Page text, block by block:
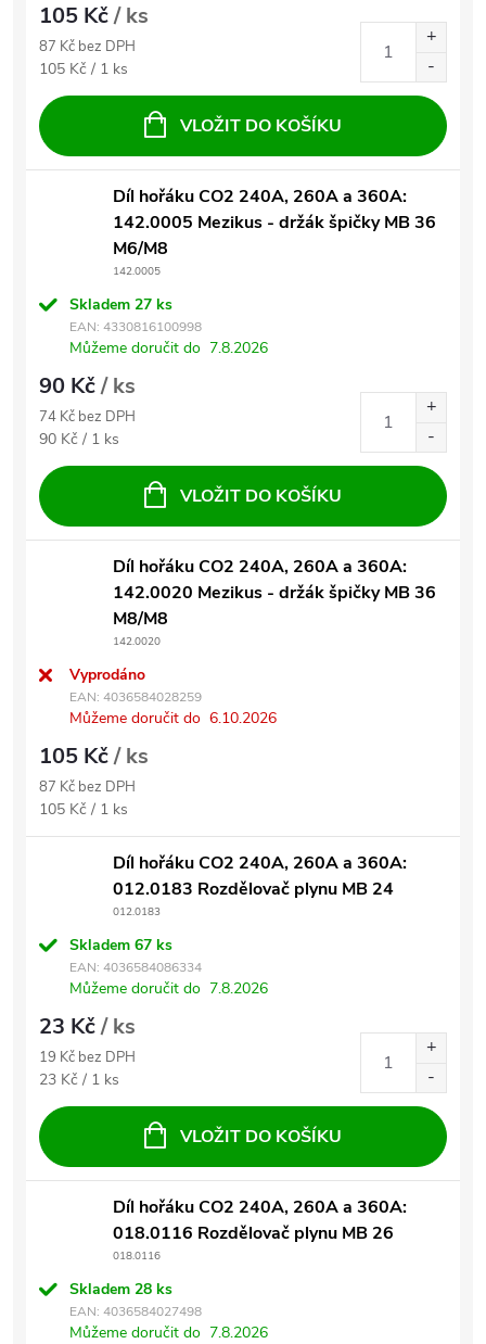
105 Kč/ ks
87 Kč bez DPH
Měrná cena:
105 Kč / 1 ks
VLOŽIT DO KOŠÍKU
Díl hořáku CO2 240A, 260A a 360A:
142.0005 Mezikus - držák špičky MB 36
M6/M8
142.0005
Skladem 27 ks
EAN: 4330816100998
Můžeme doručit do 7.8.2026
90 Kč/ ks
74 Kč bez DPH
Měrná cena:
90 Kč / 1 ks
VLOŽIT DO KOŠÍKU
Díl hořáku CO2 240A, 260A a 360A:
142.0020 Mezikus - držák špičky MB 36
M8/M8
142.0020
Vyprodáno
EAN: 4036584028259
Můžeme doručit do 6.10.2026
105 Kč/ ks
87 Kč bez DPH
Měrná cena:
105 Kč / 1 ks
Díl hořáku CO2 240A, 260A a 360A:
012.0183 Rozdělovač plynu MB 24
012.0183
Skladem 67 ks
EAN: 4036584086334
Můžeme doručit do 7.8.2026
23 Kč/ ks
19 Kč bez DPH
Měrná cena:
23 Kč / 1 ks
VLOŽIT DO KOŠÍKU
Díl hořáku CO2 240A, 260A a 360A:
018.0116 Rozdělovač plynu MB 26
018.0116
Skladem 28 ks
EAN: 4036584027498
Můžeme doručit do 7.8.2026